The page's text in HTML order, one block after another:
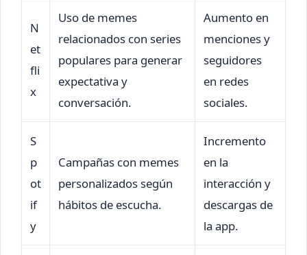
N
et
fli
x
Uso de memes
relacionados con series
populares para generar
expectativa y
conversación.
Aumento en
menciones y
seguidores
en redes
sociales.
S
p
ot
if
y
Campañas con memes
personalizados según
hábitos de escucha.
Incremento
en la
interacción y
descargas de
la app.